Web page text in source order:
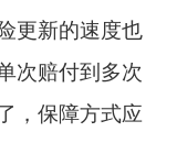
更新的速度也
次赔付到多次
，保障方式应